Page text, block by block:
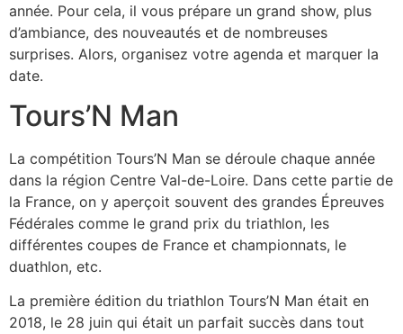
année. Pour cela, il vous prépare un grand show, plus
d’ambiance, des nouveautés et de nombreuses
surprises. Alors, organisez votre agenda et marquer la
date.
Tours’N Man
La compétition Tours’N Man se déroule chaque année
dans la région Centre Val-de-Loire. Dans cette partie de
la France, on y aperçoit souvent des grandes Épreuves
Fédérales comme le grand prix du triathlon, les
différentes coupes de France et championnats, le
duathlon, etc.
La première édition du triathlon Tours’N Man était en
2018, le 28 juin qui était un parfait succès dans tout